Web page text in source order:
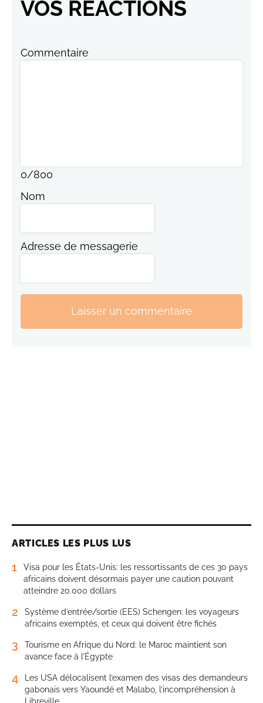
VOS RÉACTIONS
Commentaire
0/800
Nom
Adresse de messagerie
Laisser un commentaire
ARTICLES LES PLUS LUS
1
Visa pour les États-Unis: les ressortissants de ces 30 pays
africains doivent désormais payer une caution pouvant
atteindre 20.000 dollars
2
Système d’entrée/sortie (EES) Schengen: les voyageurs
africains exemptés, et ceux qui doivent être fichés
3
Tourisme en Afrique du Nord: le Maroc maintient son
avance face à l’Égypte
4
Les USA délocalisent l’examen des visas des demandeurs
gabonais vers Yaoundé et Malabo, l’incompréhension à
Libreville